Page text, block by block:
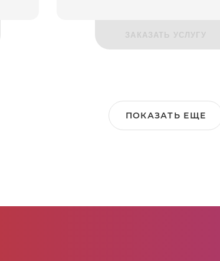
ЗАКАЗАТЬ УСЛУГУ
ПОКАЗАТЬ ЕЩЕ